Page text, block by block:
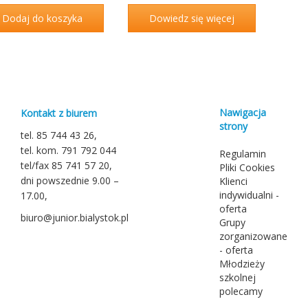
Dodaj do koszyka Dowiedz się więcej
Kontakt z biurem
tel. 85 744 43 26,
tel. kom. 791 792 044
tel/fax 85 741 57 20,
dni powszednie 9.00 –
17.00,
biuro@junior.bialystok.pl
Nawigacja
strony
Regulamin
Pliki Cookies
Klienci
indywidualni -
oferta
Grupy
zorganizowane
- oferta
Młodzieży
szkolnej
polecamy